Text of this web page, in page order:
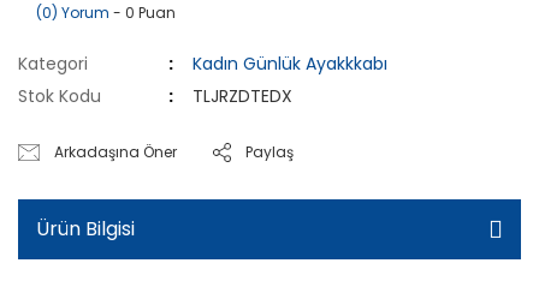
(0) Yorum - 0 Puan
Kategori
Kadın Günlük Ayakkkabı
Stok Kodu
TLJRZDTEDX
Arkadaşına Öner Paylaş
Ürün Bilgisi